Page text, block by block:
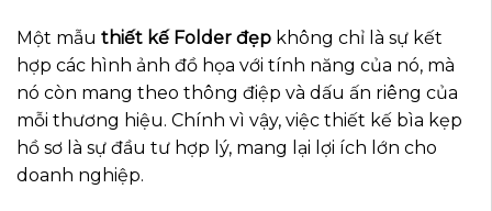
Một mẫu thiết kế Folder đẹp không chỉ là sự kết
hợp các hình ảnh đồ họa với tính năng của nó, mà
nó còn mang theo thông điệp và dấu ấn riêng của
mỗi thương hiệu. Chính vì vậy, việc thiết kế bìa kẹp
hồ sơ là sự đầu tư hợp lý, mang lại lợi ích lớn cho
doanh nghiệp.